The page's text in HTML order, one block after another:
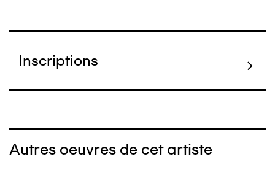
Inscriptions
Autres oeuvres de cet artiste